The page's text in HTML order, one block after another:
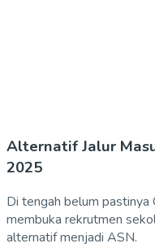
Alternatif Jalur
2025
Di tengah belum
membuka rekrutmen
alternatif menjadi ASN.